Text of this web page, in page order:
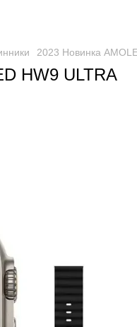
2023 Новинка
HW9 ULTRA